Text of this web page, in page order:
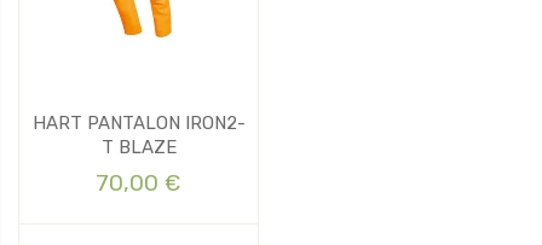
HART PANTALON IRON2-
T BLAZE
70,00 €